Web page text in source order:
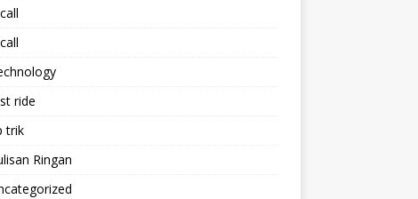
ride
trik
Ringan